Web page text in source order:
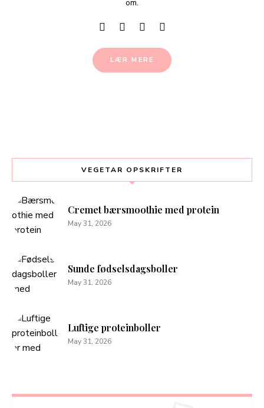
om.
LÆR MERE
VEGETAR OPSKRIFTER
Cremet bærsmoothie med protein
May 31, 2026
Sunde fødselsdagsboller
May 31, 2026
Luftige proteinboller
May 31, 2026